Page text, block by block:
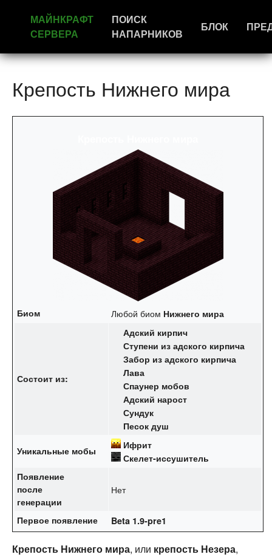
МАЙНКРАФТ
СЕРВЕРА
ПОИСК
НАПАРНИКОВ
БЛОК
Крепость Нижнего мира
Биом Любой биом Нижнего мира
Состоит из:
Адский кирпич
Ступени из адского кирпича
Забор из адского кирпича
Лава
Спаунер мобов
Адский нарост
Сундук
Песок душ
Уникальные мобы
Ифрит
Скелет-иссушитель
Появление
после
генерации
Нет
Первое появление Beta 1.9-pre1
Крепость Нижнего мира, или крепость Незера,